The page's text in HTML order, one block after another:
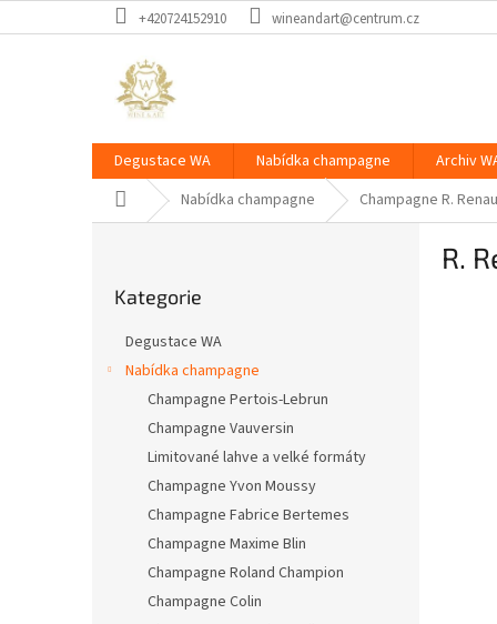
na
+420724152910 wineandart@centrum.cz
Degustace WA Nabídka champagne Archiv
Domů Nabídka champagne Champagne R.
kategorie
Kategorie
Degustace WA
Nabídka champagne
Champagne Pertois-Lebrun
Champagne Vauversin
Limitované lahve a velké formáty
Champagne Yvon Moussy
Champagne Fabrice Bertemes
Champagne Maxime Blin
Champagne Roland Champion
Champagne Colin
R.